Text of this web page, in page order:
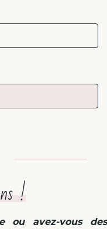
!
ou avez-vous des